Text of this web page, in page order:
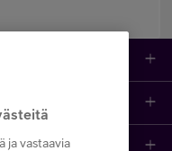
ja vastaavia